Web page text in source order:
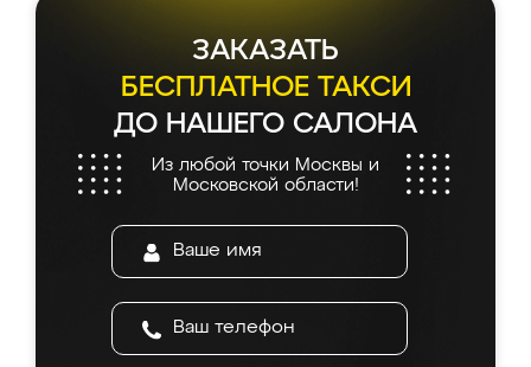
ЗАКАЗАТЬ
БЕСПЛАТНОЕ ТАКСИ
ДО НАШЕГО САЛОНА
Из любой точки Москвы и
Московской области!